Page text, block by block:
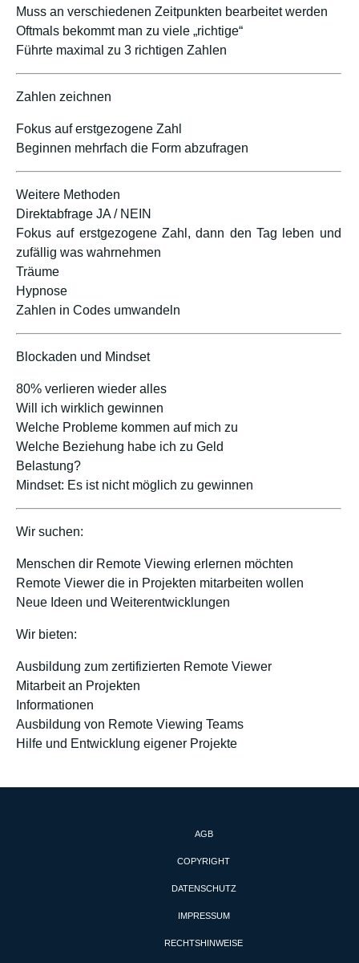
Muss an verschiedenen Zeitpunkten bearbeitet werden
Oftmals bekommt man zu viele „richtige“
Führte maximal zu 3 richtigen Zahlen
Zahlen zeichnen
Fokus auf erstgezogene Zahl
Beginnen mehrfach die Form abzufragen
Weitere Methoden
Direktabfrage JA / NEIN
Fokus auf erstgezogene Zahl, dann den Tag leben und
zufällig was wahrnehmen
Träume
Hypnose
Zahlen in Codes umwandeln
Blockaden und Mindset
80% verlieren wieder alles
Will ich wirklich gewinnen
Welche Probleme kommen auf mich zu
Welche Beziehung habe ich zu Geld
Belastung?
Mindset: Es ist nicht möglich zu gewinnen
Wir suchen:
Menschen dir Remote Viewing erlernen möchten
Remote Viewer die in Projekten mitarbeiten wollen
Neue Ideen und Weiterentwicklungen
Wir bieten:
Ausbildung zum zertifizierten Remote Viewer
Mitarbeit an Projekten
Informationen
Ausbildung von Remote Viewing Teams
Hilfe und Entwicklung eigener Projekte
AGB
COPYRIGHT
DATENSCHUTZ
IMPRESSUM
RECHTSHINWEISE